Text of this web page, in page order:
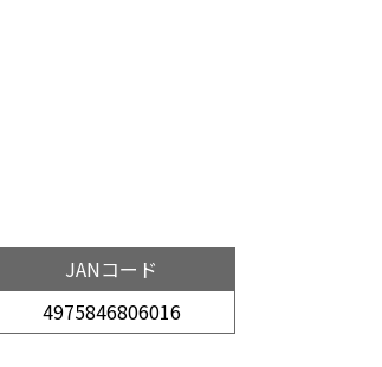
JANコード
4975846806016